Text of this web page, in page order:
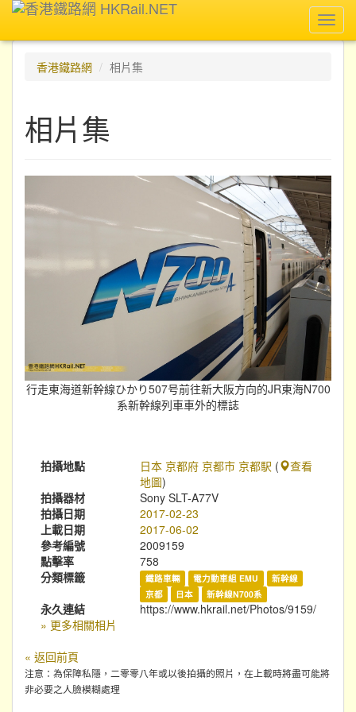
香港鐵路網
相片集
相片集
行走東海道新幹線ひかり507号前往新大阪方向的JR東海N700
系新幹線列車車外的標誌
拍攝地點 日本 京都府 京都市 京都駅 (
查看
地圖)
拍攝器材
Sony SLT-A77V
拍攝日期
2017-02-23
上載日期
2017-06-02
參考編號
2009159
點擊率
758
分類標籤
鐵路車輛 電力動車組 EMU
新幹線
京都
日本 新幹線N700系
永久連結
https://www.hkrail.net/Photos/9159/
» 更多相關相片
« 返回前頁
注意：為保障私隱，二零零八年或以後拍攝的照片，在上載時將盡可能將
非必要之人臉模糊處理